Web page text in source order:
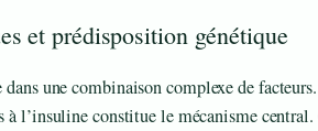
et prédisposition génétique
une combinaison complexe de
à l’insuline constitue le mécanisme